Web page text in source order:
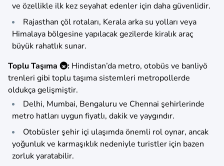
ve özellikle ilk kez seyahat edenler için daha güvenlidir.
Rajasthan çöl rotaları, Kerala arka su yolları veya
Himalaya bölgesine yapılacak gezilerde kiralık araç
büyük rahatlık sunar.
Toplu Taşıma 🚇: Hindistan’da metro, otobüs ve banliyö
trenleri gibi toplu taşıma sistemleri metropollerde
oldukça gelişmiştir.
Delhi, Mumbai, Bengaluru ve Chennai şehirlerinde
metro hatları uygun fiyatlı, dakik ve yaygındır.
Otobüsler şehir içi ulaşımda önemli rol oynar, ancak
yoğunluk ve karmaşıklık nedeniyle turistler için bazen
zorluk yaratabilir.